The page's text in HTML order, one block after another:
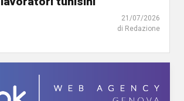
21/07/2026
di Redazione